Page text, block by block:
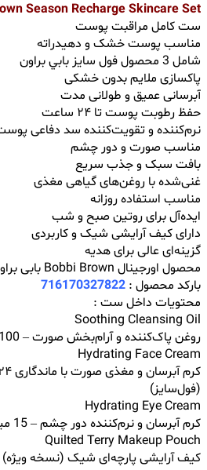
Season Recharge Skincare Set
ست کامل مراقبت پوست
مناسب پوست خشک و دهیدراته
شامل 3 محصول فول ‌سایز بابي براون
پاکسازی ملایم بدون خشکی
آبرسانی عمیق و طولانی مدت
حفظ رطوبت پوست تا ۲۴ ساعت
نرم‌کننده و تقویت‌کننده سد دفاعی
مناسب صورت و دور چشم
بافت سبک و جذب سریع
غنی‌شده با روغن‌های گیاهی مغذی
مناسب استفاده روزانه
ایده‌آل برای روتین صبح و شب
دارای کیف آرایشی شیک و کاربردی
گزینه‌ای عالی برای هدیه
محصول اورجینال Bobbi Brown بابی براون
بارکد محصول : 716170327822
محتویات داخل ست :
Soothing Cleansing Oil
روغن پاک‌کننده و آرام‌بخش صورت – 100 میلی‌لیتر (فول‌سایز)
Hydrating Face Cream
(فول‌سایز)
Hydrating Eye Cream
کرم آبرسان و نرم‌کننده دور چشم – 15 میلی‌لیتر (فول‌سایز)
Quilted Terry Makeup Pouch
کیف آرایشی پارچه‌ای شیک (نسخه ویژه)